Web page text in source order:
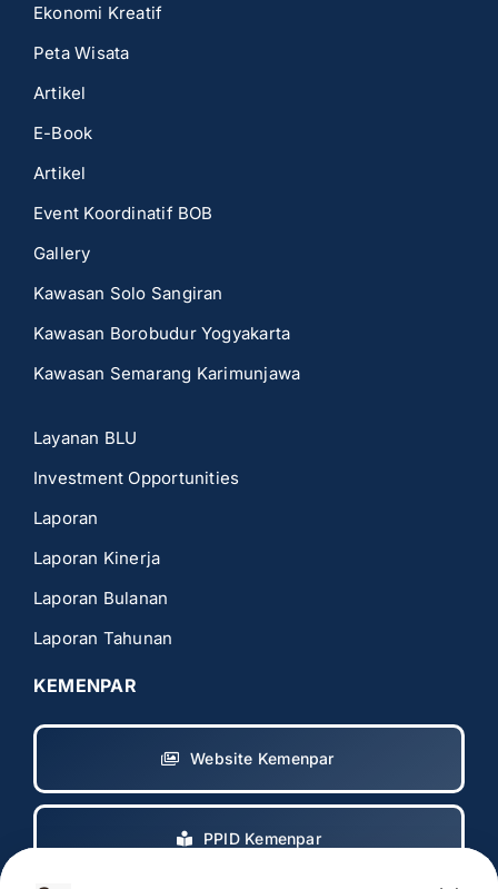
Ekonomi Kreatif
Peta Wisata
Artikel
E-Book
Artikel
Event Koordinatif BOB
Gallery
Kawasan Solo Sangiran
Kawasan Borobudur Yogyakarta
Kawasan Semarang Karimunjawa
Layanan BLU
Investment Opportunities
Laporan
Laporan Kinerja
Laporan Bulanan
Laporan Tahunan
KEMENPAR
Website Kemenpar
PPID Kemenpar